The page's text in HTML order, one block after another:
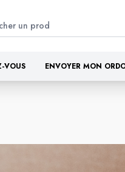
VOUS ENVOYER MON